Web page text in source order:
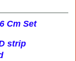
Cm Set
strip